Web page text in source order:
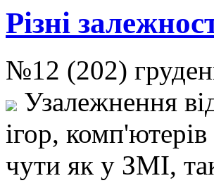
Різні
№12 (202)
Узалежнення
ігор,
чути як у ЗМІ,